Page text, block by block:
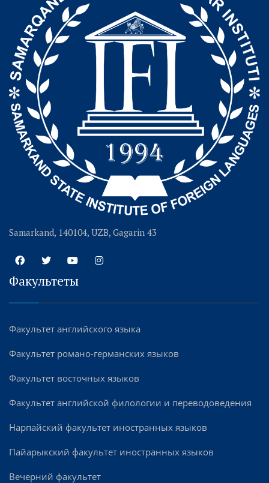
Samarkand, 140104, UZB, Gagarin 43
Факультеты
Факультет английского языка
Факультет романо-германских языков
Факультет восточных языков
Факультет английской филологии и переводоведения
Нарпайский факультет иностранных языков
Пайарыкский факультет иностранных языков
Вечерний факультет